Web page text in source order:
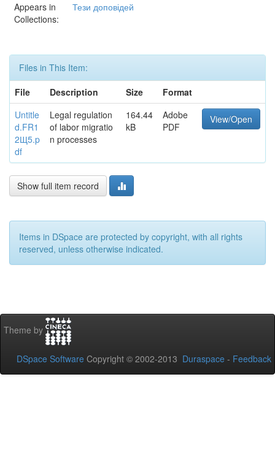
Appears in
Collections:
Тези доповідей
Files in This Item:
File
Description Size
Format
Untitle
d.FR1
2Щ5.p
df
Legal regulation
of labor migratio
n processes
164.44
kB
Adobe
PDF
View/Open
Show full item record
Items in DSpace are protected by copyright, with all rights
reserved, unless otherwise indicated.
Theme by
DSpace Software Copyright © 2002-2013 Duraspace - Feedback